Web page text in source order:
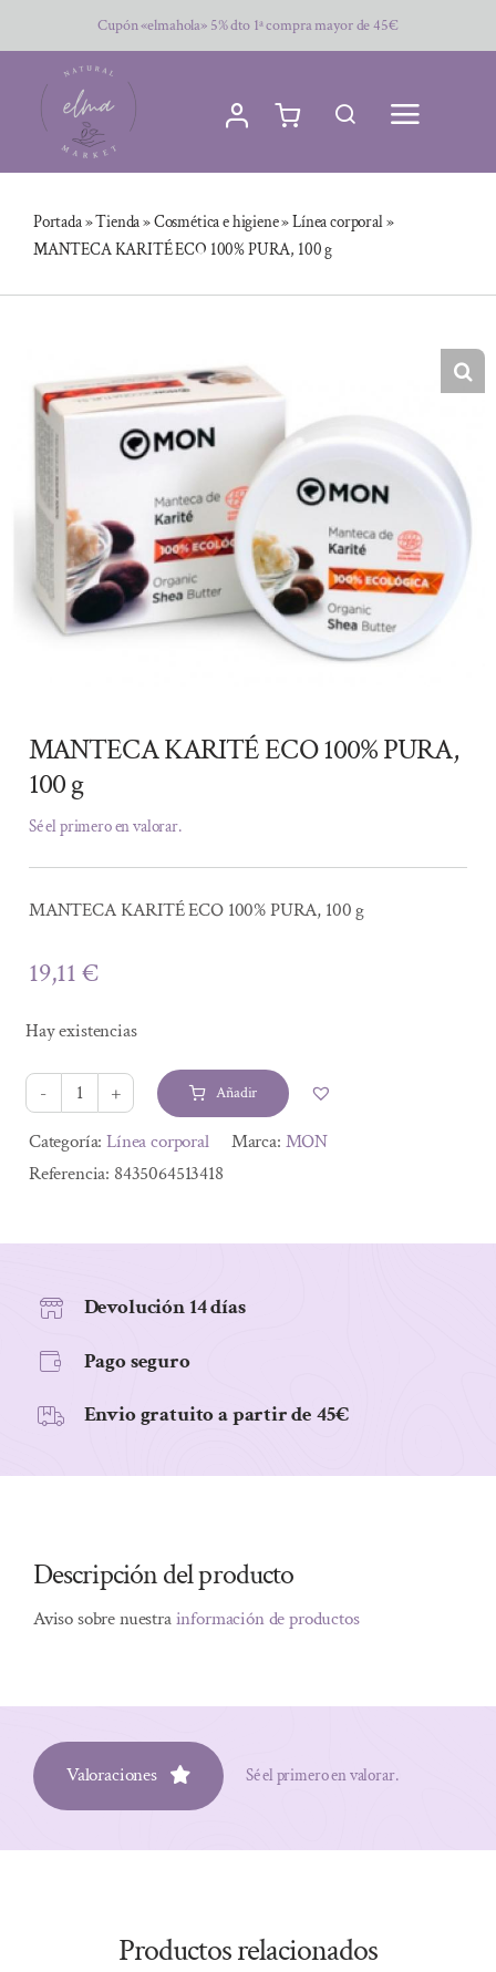
al
contenido
Cupón «elmahola» 5% dto 1ª compra mayor de 45€
Portada»Tienda»Cosmética e higiene»Línea corporal»
MANTECA KARITÉ ECO 100% PURA, 100 g
MANTECA KARITÉ ECO 100% PURA,
100 g
Sé el primero en valorar.
MANTECA KARITÉ ECO 100% PURA, 100 g
19,11€
Hay existencias
MANTECA
KARITÉ
ECO
g
Añadir
Alternative:
Categoría:Línea corporal Marca: MON
Referencia: 8435064513418
Devolución 14 días
Pago seguro
Envio gratuito a partir de 45€
Descripción del producto
Aviso sobre nuestrainformación de productos
Valoraciones Sé el primero en valorar.
Productos relacionados